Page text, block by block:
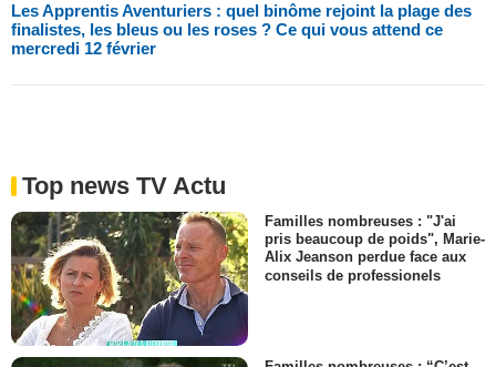
Les Apprentis Aventuriers : quel binôme rejoint la plage des
finalistes, les bleus ou les roses ? Ce qui vous attend ce
mercredi 12 février
Top news TV Actu
Familles nombreuses : "J'ai
pris beaucoup de poids", Marie-
Alix Jeanson perdue face aux
conseils de professionels